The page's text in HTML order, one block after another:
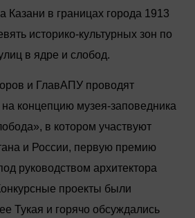
Казани в границах города 1913
историко-культурных зон по
в ядре и слобод.
и ГлавАПУ проводят
концепцию музея-заповедника
в котором участвуют
и России, первую премию
руководством архитектора
проекты были
Тукая и горячо обсуждались